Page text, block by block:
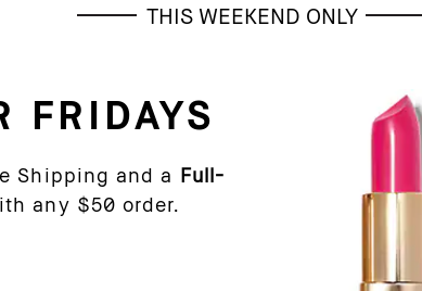
THIS WEEKEND ONLY
FRIDAYS
Shipping and a Full-
any $50 order.